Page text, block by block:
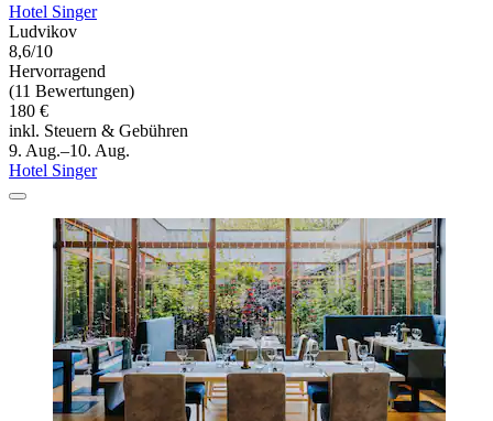
Hotel Singer
Ludvikov
8,6/10
Hervorragend
(11 Bewertungen)
180 €
inkl. Steuern & Gebühren
9. Aug.–10. Aug.
Hotel Singer